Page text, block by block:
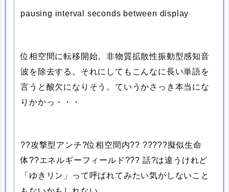
pausing interval seconds between display
位相空間に転移開始。非物質拡散性振動型感知音
波を除去する。それにしてもこんなに長い単語を
言うと酸欠になりそう。ていうかさっき本当にな
りかかっ・・・
??攻撃型アンチ?位相空間内?? ?????擬似生命
体??エネルギーフィールド??? 話?は違うけれど
「ゆきリン」って呼ばれてみたい気がしないこと